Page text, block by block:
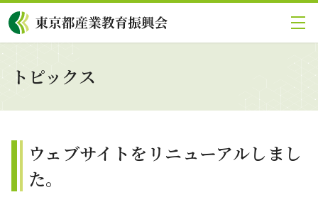
メ
イ
ン
コ
ン
グローバルメニューにスキップ|
トピックス
ウェブサイトをリニューアルしまし
た。